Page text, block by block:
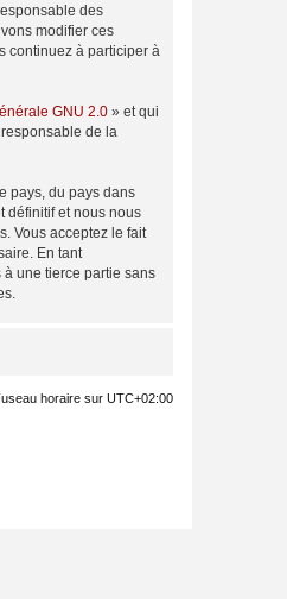
des
modifier ces
continuez à participer à
GNU 2.0 » et qui
de la
pays, du pays dans
définitif et nous nous
Vous acceptez le fait
En tant
une tierce partie sans
horaire sur UTC+02:00